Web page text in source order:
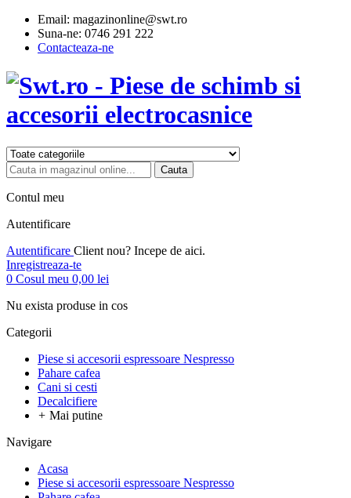
Email: magazinonline@swt.ro
Suna-ne: 0746 291 222
Contacteaza-ne
Cauta
Contul meu
Autentificare
Autentificare Client nou? Incepe de aici.
Inregistreaza-te
0 Cosul meu 0,00 lei
Nu exista produse in cos
Categorii
Piese si accesorii espressoare Nespresso
Pahare cafea
Cani si cesti
Decalcifiere
+ Mai putine
Navigare
Acasa
Piese si accesorii espressoare Nespresso